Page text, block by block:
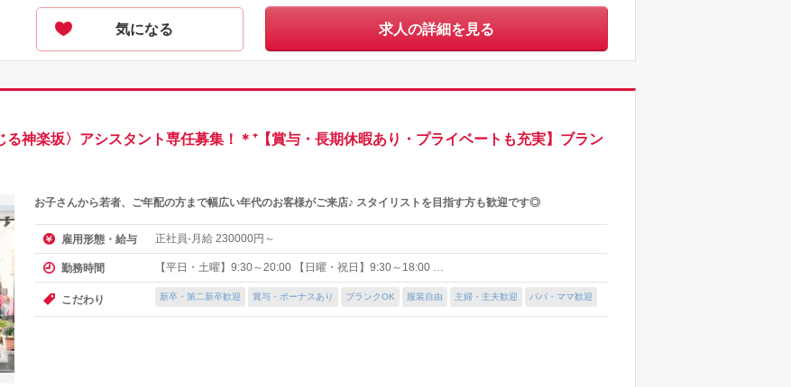
気になる 求人の詳細を見る
る神楽坂〉アシスタント専任募集！＊⁺【賞与・長期休暇あり・プライベートも充実】ブラン
お子さんから若者、ご年配の方まで幅広い年代のお客様がご来店♪ スタイリストを目指す方も歓迎です◎
雇用形態・給与 正社員-月給 230000円～
勤務時間 【平日・土曜】9:30～20:00 【日曜・祝日】9:30～18:00 …
こだわり 新卒・第二新卒歓迎 賞与・ボーナスあり ブランクOK 服装自由 主婦・主夫歓迎 パパ・ママ歓迎